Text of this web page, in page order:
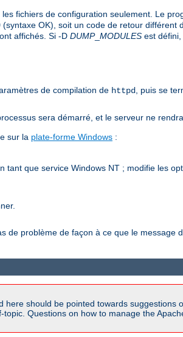
fichiers de configuration seulement. Le
OK), soit un code de retour différent
affichés. Si -D DUMP_ MODULES est
de compilation de httpd
, puis se
sera démarré, et le serveur ne
sur la plate-forme Windows :
tant que service Windows NT ; modifie les
de problème de façon à ce que le message
here should be pointed towards
Questions on how to manage the